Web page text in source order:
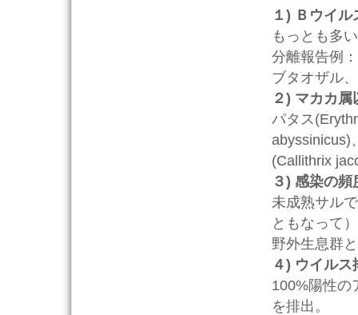
１) Ｂウイ
もっとも多
分離報告例
ブタオザル
２) マカカ
パタス
abyssinicus)
(Callithrix
３) 感染の頻
未成熟サル
ともなって
野外生息群
４) ウイルス
100%陽性の
を排出。